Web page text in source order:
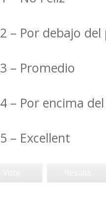
2 – Por debajo
3 – Promedio
4 – Por encima
5 – Excellent